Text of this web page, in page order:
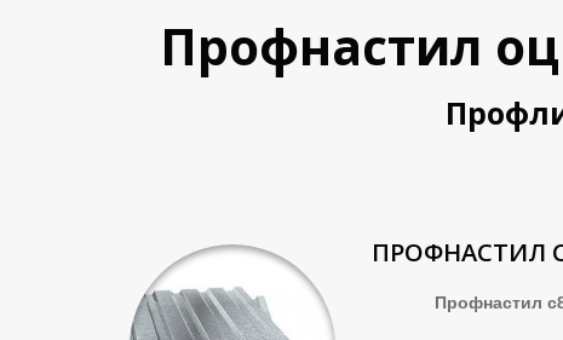
Профнастил
ПРОФНАСТИЛ
Профнастил с8